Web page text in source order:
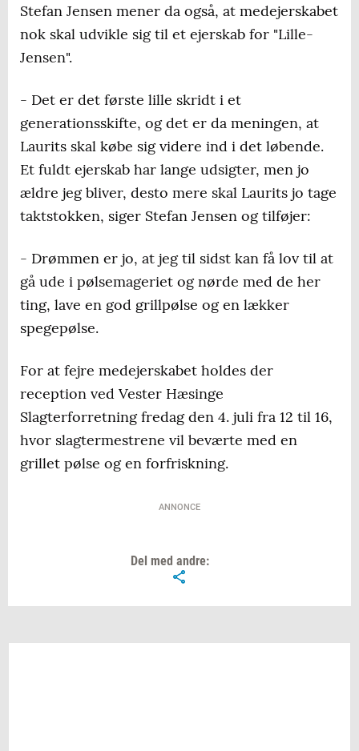
Stefan Jensen mener da også, at medejerskabet
nok skal udvikle sig til et ejerskab for "Lille-
Jensen".
- Det er det første lille skridt i et
generationsskifte, og det er da meningen, at
Laurits skal købe sig videre ind i det løbende.
Et fuldt ejerskab har lange udsigter, men jo
ældre jeg bliver, desto mere skal Laurits jo tage
taktstokken, siger Stefan Jensen og tilføjer:
- Drømmen er jo, at jeg til sidst kan få lov til at
gå ude i pølsemageriet og nørde med de her
ting, lave en god grillpølse og en lækker
spegepølse.
For at fejre medejerskabet holdes der
reception ved Vester Hæsinge
Slagterforretning fredag den 4. juli fra 12 til 16,
hvor slagtermestrene vil beværte med en
grillet pølse og en forfriskning.
ANNONCE
Del med andre: